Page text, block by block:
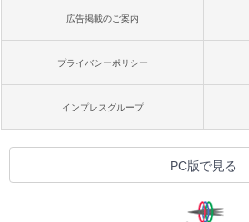
広告掲載のご案内
プライバシーポリシー
インプレスグループ
PC版で見る